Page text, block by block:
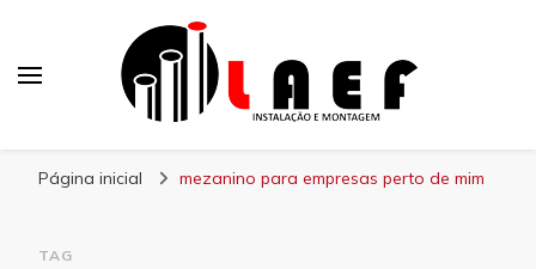
Página inicial mezanino para empresas perto de mim
TAG